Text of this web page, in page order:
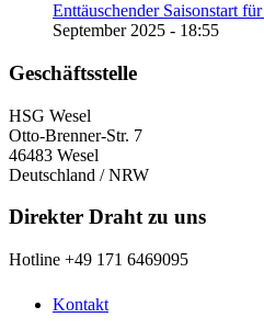
Enttäuschender Saisonstart
September 2025 - 18:55
Geschäftsstelle
HSG Wesel
Otto-Brenner-Str. 7
46483 Wesel
Deutschland / NRW
Direkter Draht zu uns
Hotline +49 171 6469095
Kontakt